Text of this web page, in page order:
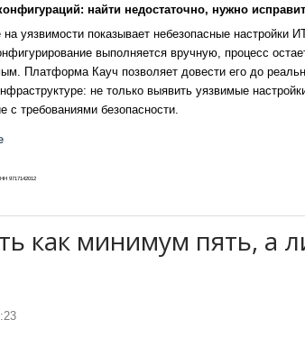
найти недостаточно, нужно
на уязвимости показывает небезопасные настройки
выполняется вручную, процесс
Платформа Кауч позволяет довести его до
не только выявить уязвимые
с требованиями безопасности.
9717142012
как минимум пять, а